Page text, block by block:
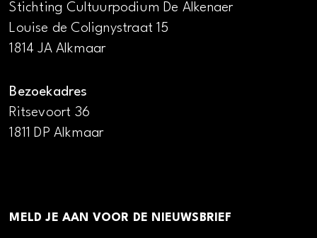
Stichting Cultuurpodium De Alkenaer
Louise de Colignystraat 15
1814 JA Alkmaar
Bezoekadres
Ritsevoort 36
1811 DP Alkmaar
MELD JE AAN VOOR DE NIEUWSBRIEF